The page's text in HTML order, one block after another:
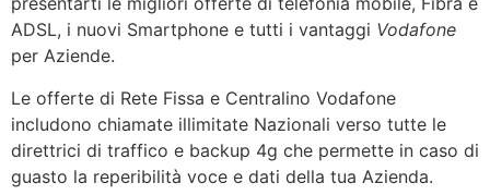
ADSL, i nuovi Smartphone e tutti i vantaggi Vodafone
per Aziende.
Le offerte di Rete Fissa e Centralino Vodafone
includono chiamate illimitate Nazionali verso tutte le
direttrici di traffico e backup 4g che permette in caso di
guasto la reperibilità voce e dati della tua Azienda.